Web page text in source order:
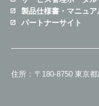
製品仕様書・マニュア
パートナーサイト
住所：〒180-8750 東京